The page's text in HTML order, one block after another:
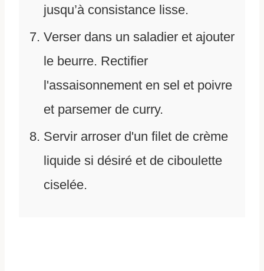
jusqu’à consistance lisse.
Verser dans un saladier et ajouter
le beurre. Rectifier
l'assaisonnement en sel et poivre
et parsemer de curry.
Servir arroser d'un filet de crème
liquide si désiré et de ciboulette
ciselée.